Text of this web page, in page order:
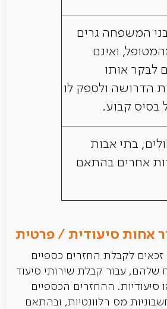
המשפחה גרים
ואינם
לבקר אותו
הדרושה ולספק לו
בסיס קבוע.
בתי אבות
אחרים בהתאם
אחות סיעודית / פרטית
זכאים לקבלת החזרים כספיים
שלהם, עבור קבלת שירותי סיעוד
סיעודיות. ההחזרים הכספיים
מס רלוונטיות, ובהתאם